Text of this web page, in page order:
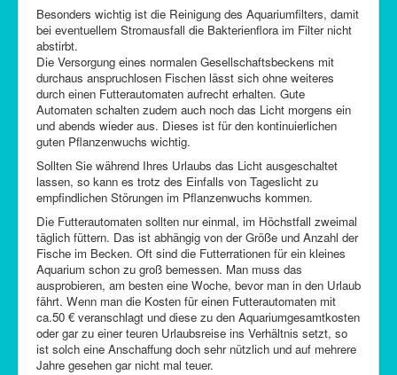
Besonders wichtig ist die Reinigung des Aquariumfilters, damit
bei eventuellem Stromausfall die Bakterienflora im Filter nicht
abstirbt.
Die Versorgung eines normalen Gesellschaftsbeckens mit
durchaus anspruchlosen Fischen lässt sich ohne weiteres
durch einen Futterautomaten aufrecht erhalten. Gute
Automaten schalten zudem auch noch das Licht morgens ein
und abends wieder aus. Dieses ist für den kontinuierlichen
guten Pflanzenwuchs wichtig.
Sollten Sie während Ihres Urlaubs das Licht ausgeschaltet
lassen, so kann es trotz des Einfalls von Tageslicht zu
empfindlichen Störungen im Pflanzenwuchs kommen.
Die Futterautomaten sollten nur einmal, im Höchstfall zweimal
täglich füttern. Das ist abhängig von der Größe und Anzahl der
Fische im Becken. Oft sind die Futterrationen für ein kleines
Aquarium schon zu groß bemessen. Man muss das
ausprobieren, am besten eine Woche, bevor man in den Urlaub
fährt. Wenn man die Kosten für einen Futterautomaten mit
ca.50 € veranschlagt und diese zu den Aquariumgesamtkosten
oder gar zu einer teuren Urlaubsreise ins Verhältnis setzt, so
ist solch eine Anschaffung doch sehr nützlich und auf mehrere
Jahre gesehen gar nicht mal teuer.